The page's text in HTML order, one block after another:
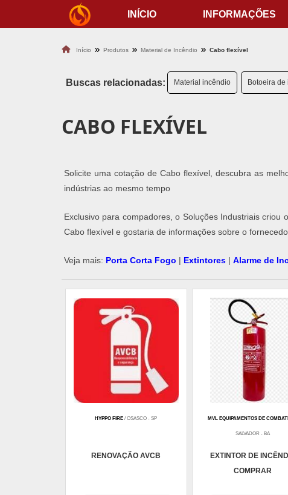
INÍCIO INFORMAÇÕES
Início Produtos Material de Incêndio Cabo flexível
Buscas relacionadas: Material incêndio Botoeira
CABO FLEXÍVEL
Solicite uma cotação de Cabo flexível, descubra as
indústrias ao mesmo tempo
Exclusivo para compadores, o Soluções Industriais
Cabo flexível e gostaria de informações sobre o
Veja mais: Porta Corta Fogo | Extintores | Alarme de
HYPPO FIRE / OSASCO - SP
RENOVAÇÃO AVCB
MVL EQUIPAMENTOS DE
SALVADOR - BA
EXTINTOR DE
COMPRAR